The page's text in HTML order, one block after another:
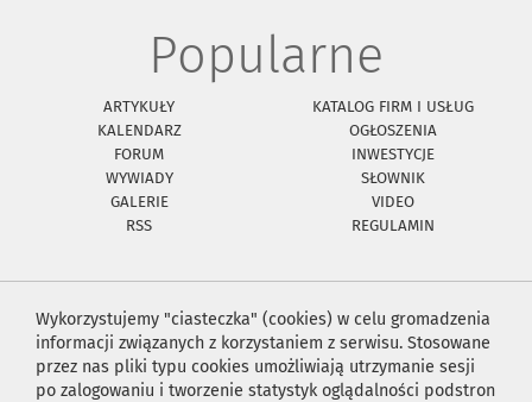
Popularne
ARTYKUŁY
KATALOG FIRM I USŁUG
KALENDARZ
OGŁOSZENIA
FORUM
INWESTYCJE
WYWIADY
SŁOWNIK
GALERIE
VIDEO
RSS
REGULAMIN
Wykorzystujemy "ciasteczka" (cookies) w celu gromadzenia
informacji związanych z korzystaniem z serwisu. Stosowane
przez nas pliki typu cookies umożliwiają utrzymanie sesji
po zalogowaniu i tworzenie statystyk oglądalności podstron